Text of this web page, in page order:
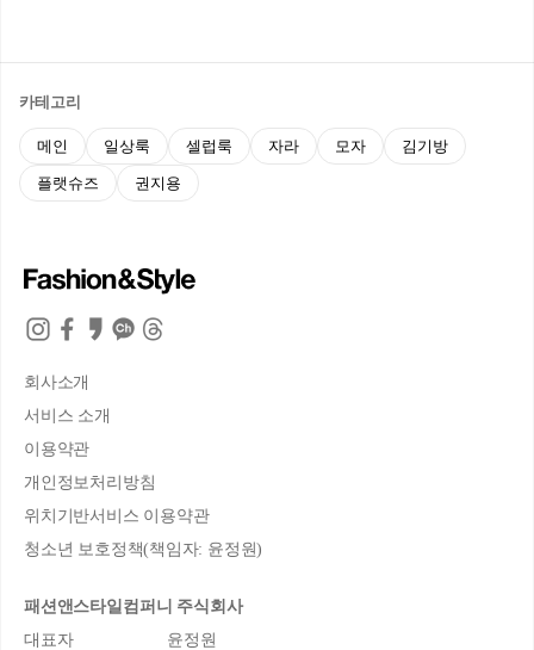
카테고리
메인 일상룩 셀럽룩 자라 모자 김기방
플랫슈즈 권지용
회사소개
서비스 소개
이용약관
개인정보처리방침
위치기반서비스 이용약관
청소년 보호정책(책임자: 윤정원)
패션앤스타일컴퍼니 주식회사
대표자
윤정원